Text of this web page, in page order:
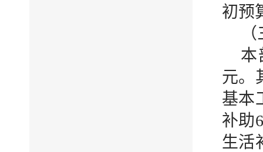
初预
本
元。
基本
补助
生活